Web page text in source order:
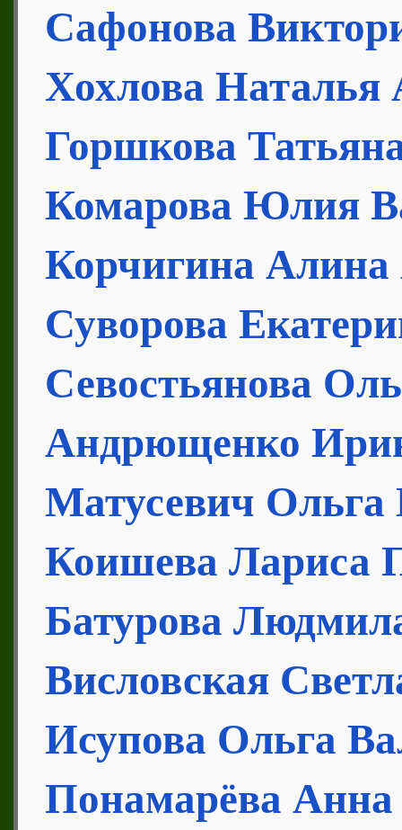
Сафонова
Хохлова Наталья
Горшкова
Комарова Юлия
Корчигина Алина
Суворова
Севостьянова
Андрющенко
Матусевич
Коишева Лариса
Батурова
Висловская
Исупова Ольга
Понамарёва Анна